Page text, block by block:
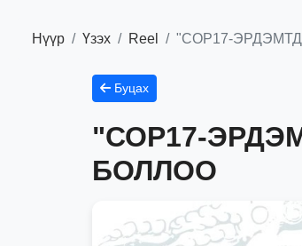
Нүүр Үзэх Reel "СОР17-
Буцах
"СОР17-
БОЛЛОО